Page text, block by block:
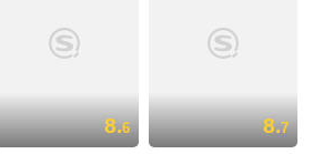
8.6 8.7